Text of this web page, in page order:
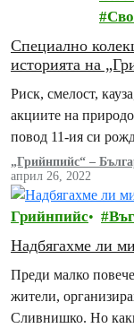
Специално
историята на
Риск, смелост,
акциите на
повод 11-ия си
представя
фотокнигата
„Грийнпийс“ –
април 26, 2022
Грийнпийс
Надбягахме ли
Преди малко
жители,
Сливнишко. Но